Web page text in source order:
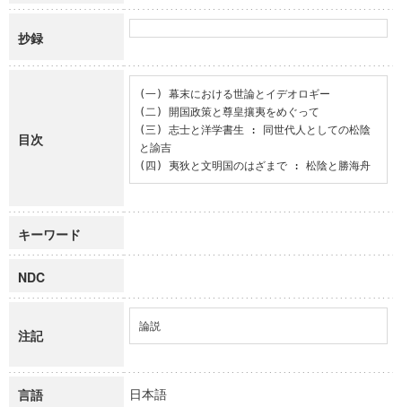
抄録
目次
(一) 幕末における世論とイデオロギー
(二) 開国政策と尊皇攘夷をめぐって
(三) 志士と洋学書生 : 同世代人としての松陰
と諭吉
(四) 夷狄と文明国のはざまで : 松陰と勝海舟
キーワード
NDC
注記
論説
言語 日本語